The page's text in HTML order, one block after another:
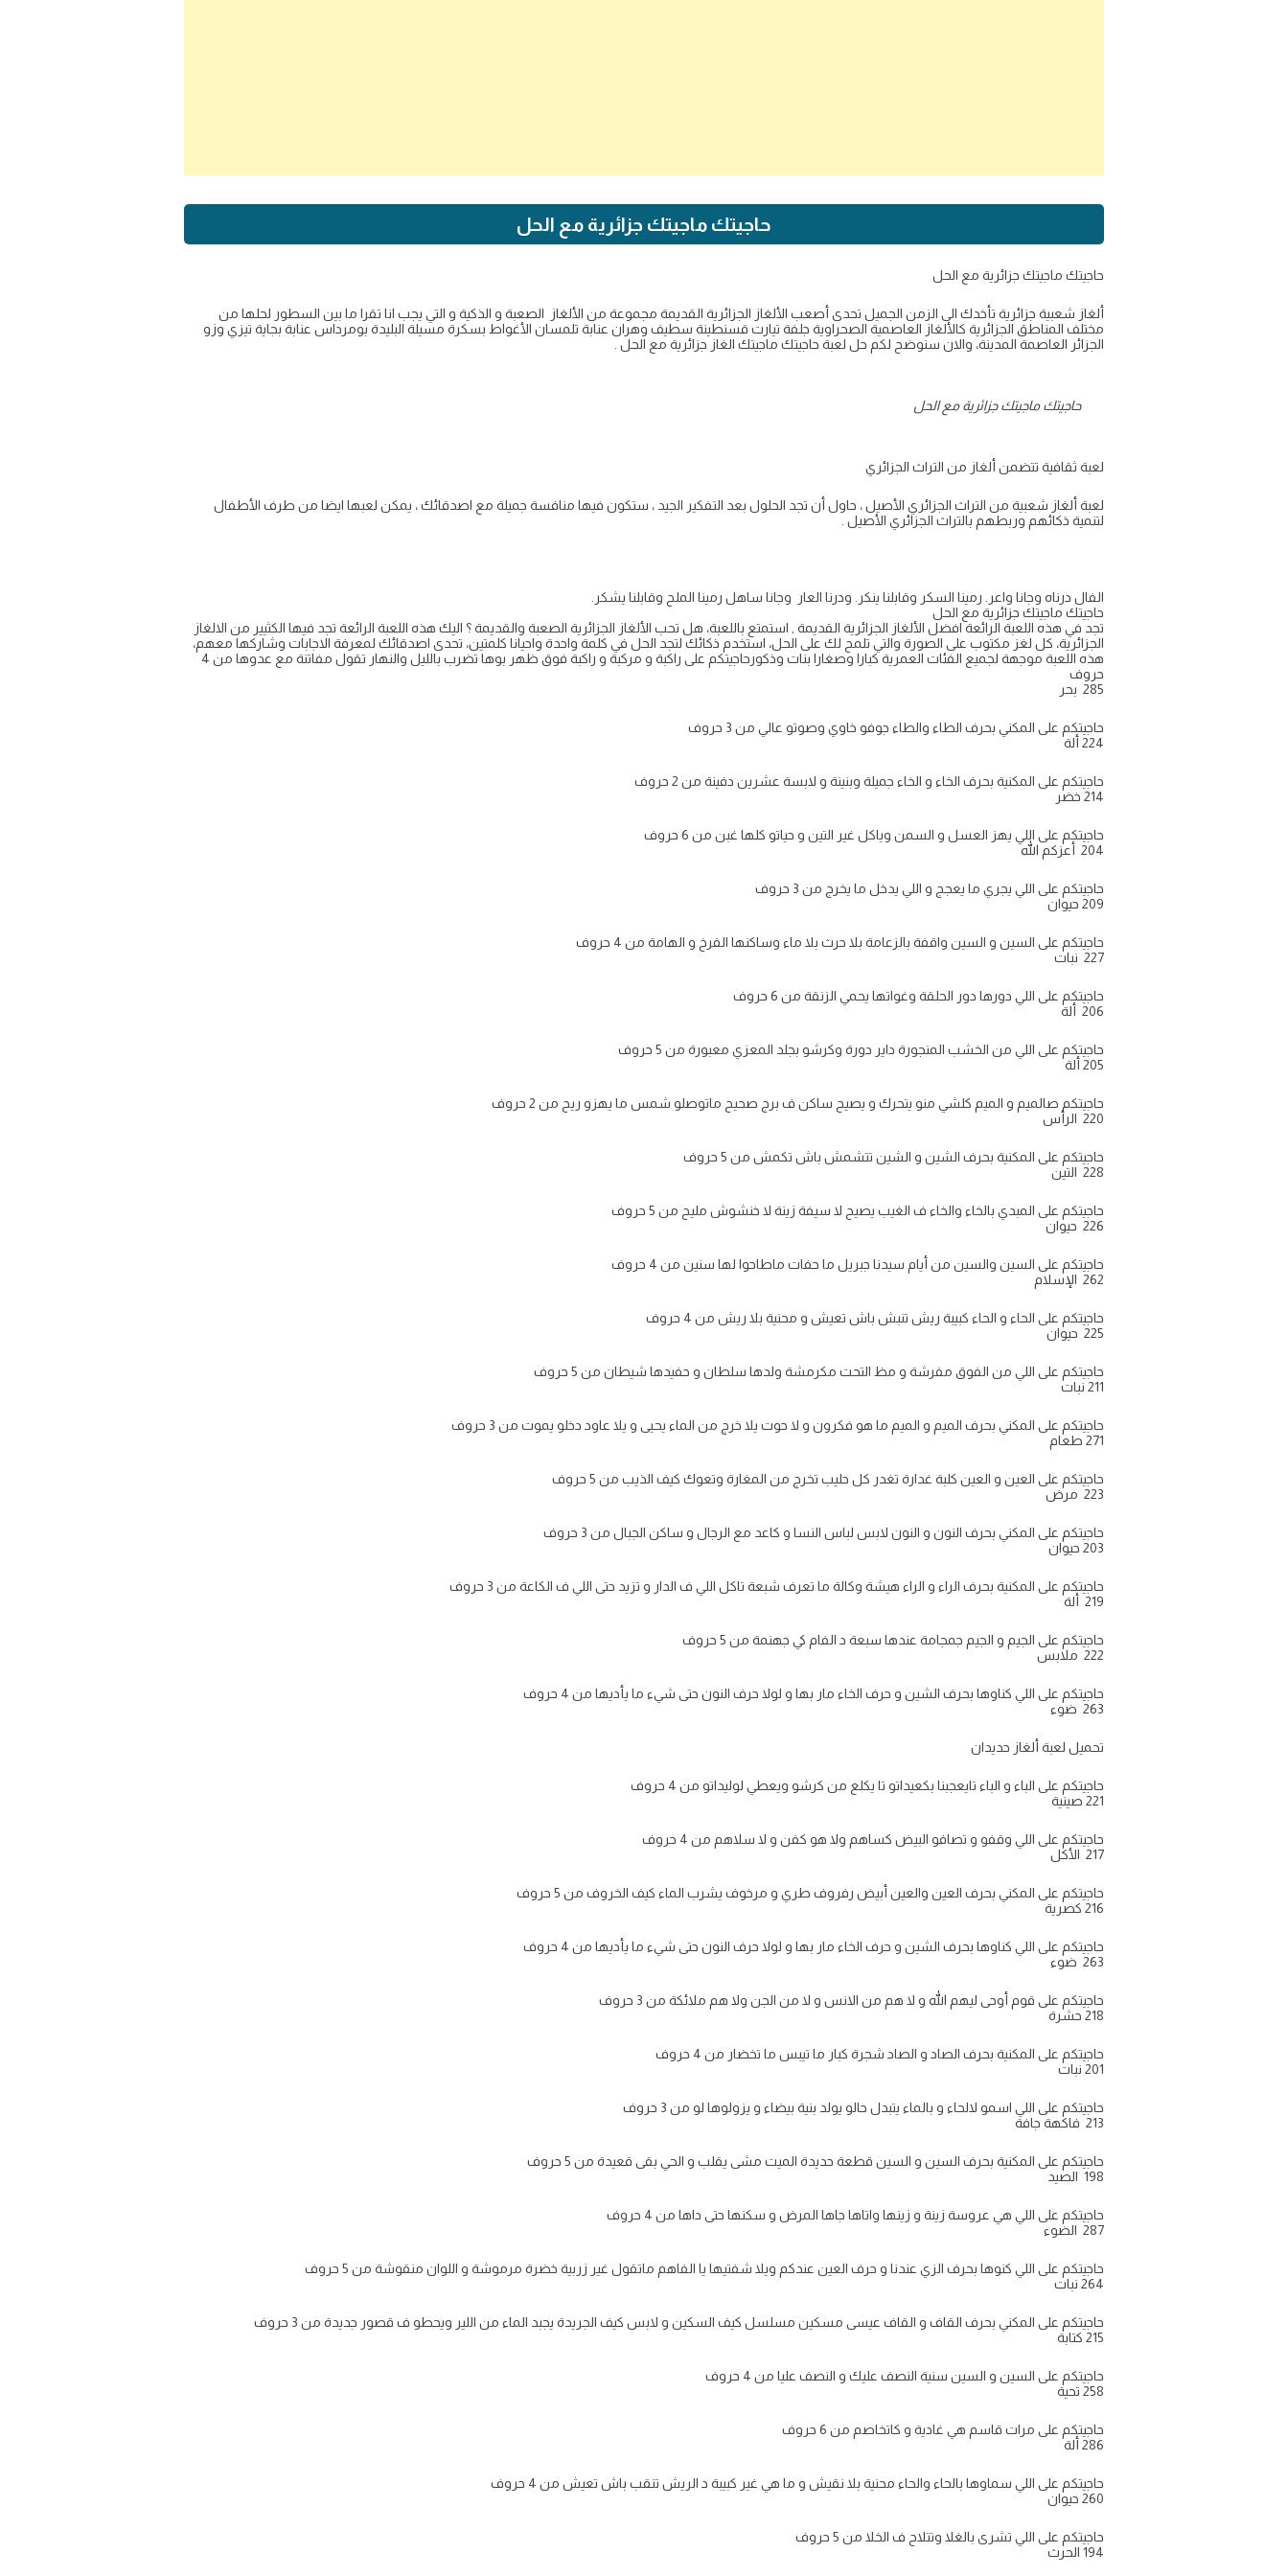
حاجيتك ماجيتك جزائرية مع الحل
حاجيتك ماجيتك جزائرية مع الحل
ألغاز شعبية جزائرية تأخدك الى الزمن الجميل تحدى أصعب الألغاز الجزائرية القديمة مجموعة من الألغاز الصعبة و الذكية و التي يجب انا تقرا ما بين السطور لحلها من
مختلف المناطق الجزائرية كالألغاز العاصمية الصحراوية جلفة تيارت قسنطينة سطيف وهران عنابة تلمسان الأغواط بسكرة مسيلة البليدة بومرداس عنابة بجاية تيزي وزو
الجزائر العاصمة المدينة، والان سنوضح لكم حل لعبة حاجيتك ماجيتك الغاز جزائرية مع الحل .
حاجيتك ماجيتك جزائرية مع الحل
لعبة ثقافية تتضمن ألغاز من التراث الجزائري
لعبة ألغاز شعبية من التراث الجزائري الأصيل ، حاول أن تجد الحلول بعد التفكير الجيد ، ستكون فيها منافسة جميلة مع اصدقائك ، يمكن لعبها ايضا من طرف الأطفال
لتنمية ذكائهم وربطهم بالتراث الجزائري الأصيل .
الفال درناه وجانا واعر. رمينا السكر وقابلنا ينكر. ودرنا العار وجانا ساهل رمينا الملح وقابلنا يشكر.
حاجيتك ماجيتك جزائرية مع الحل
تجد في هذه اللعبة الرائعة افضل الألغاز الجزائرية القديمة , استمتع باللعبة، هل تحب الألغاز الجزائرية الصعبة والقديمة ؟ اليك هذه اللعبة الرائعة تجد فيها الكثيير من الالغاز
الجزائرية، كل لغز مكتوب على الصورة والتي تلمح لك على الحل، استخدم ذكائك لتجد الحل في كلمة واحدة واحيانا كلمتين، تحدى اصدقائك لمعرفة الاجابات وشاركها معهم،
هذه اللعبة موجهة لجميع الفئات العمرية كبارا وصغارا بنات وذكورحاجيتكم على راكبة و مركبة و راكبة فوق ظهر بوها تضرب بالليل والنهار تقول مفاتنة مع عدوها من 4
حروف
285 بحر
حاجيتكم على المكني بحرف الطاء والطاء جوفو خاوي وصوتو عالي من 3 حروف
224 ألة
حاجيتكم على المكنية بحرف الخاء و الخاء جميلة وبنينة و لابسة عشرين دفينة من 2 حروف
214 خضر
حاجيتكم على اللي يهز العسل و السمن وياكل غير التين و حياتو كلها غبن من 6 حروف
204 أعزكم الله
حاجيتكم على اللي يجري ما يعجج و اللي يدخل ما يخرج من 3 حروف
209 حيوان
حاجيتكم على السين و السين واقفة بالزعامة بلا حرث بلا ماء وساكنها الفرخ و الهامة من 4 حروف
227 نبات
حاجيتكم على اللي دورها دور الحلقة وغواتها يحمي الزنقة من 6 حروف
206 ألة
حاجيتكم على اللي من الخشب المنجورة داير دورة وكرشو بجلد المعزي معبورة من 5 حروف
205 ألة
حاجيتكم صالميم و الميم كلشي منو يتحرك و يصيح ساكن ف برج صحيح ماتوصلو شمس ما يهزو ريح من 2 حروف
220 الرأس
حاجيتكم على المكنية بحرف الشين و الشين تتشمش باش تكمش من 5 حروف
228 التين
حاجيتكم على المبدي بالخاء والخاء ف الغيب يصيح لا سيفة زينة لا خنشوش مليح من 5 حروف
226 حيوان
حاجيتكم على السين والسين من أيام سيدنا جبريل ما حفات ماطاحوا لها سنين من 4 حروف
262 الإسلام
حاجيتكم على الحاء و الحاء كبيبة ريش تنبش باش تعيش و محنية بلا ريش من 4 حروف
225 حيوان
حاجيتكم على اللي من الفوق مفرشة و مظ التحت مكرمشة ولدها سلطان و حفيدها شيطان من 5 حروف
211 نبات
حاجيتكم على المكني بحرف الميم و الميم ما هو فكرون و لا حوت يلا خرج من الماء يحيى و يلا عاود دخلو يموت من 3 حروف
271 طعام
حاجيتكم على العين و العين كلبة غدارة تغدر كل حليب تخرج من المغارة وتعوك كيف الذيب من 5 حروف
223 مرض
حاجيتكم على المكني بحرف النون و النون لابس لباس النسا و كاعد مع الرجال و ساكن الجبال من 3 حروف
203 حيوان
حاجيتكم على المكنية بحرف الراء و الراء هيشة وكالة ما تعرف شبعة تاكل اللي ف الدار و تزيد حتى اللي ف الكاعة من 3 حروف
219 ألة
حاجيتكم على الجيم و الجيم جمجامة عندها سبعة د الفام كي جهنمة من 5 حروف
222 ملابس
حاجيتكم على اللي كناوها بحرف الشين و حرف الخاء مار بها و لولا حرف النون حتى شيء ما يأديها من 4 حروف
263 ضوء
تحميل لعبة ألغاز حديدان
حاجيتكم على الباء و الباء تايعجبنا بكعيداتو تا يكلع من كرشو ويعطي لوليداتو من 4 حروف
221 صينية
حاجيتكم على اللي وقفو و تصافو البيض كساهم ولا هو كفن و لا سلاهم من 4 حروف
217 الأكل
حاجيتكم على المكني بحرف العين والعين أبيض رفروف طري و مرخوف يشرب الماء كيف الخروف من 5 حروف
216 كصرية
حاجيتكم على اللي كناوها بحرف الشين و حرف الخاء مار بها و لولا حرف النون حتى شيء ما يأديها من 4 حروف
263 ضوء
حاجيتكم على قوم أوحى ليهم الله و لا هم من الانس و لا من الجن ولا هم ملائكة من 3 حروف
218 حشرة
حاجيتكم على المكنية بحرف الصاد و الصاد شجرة كبار ما تيبس ما تخضار من 4 حروف
201 نبات
حاجيتكم على اللي اسمو لالحاء و بالماء يتبدل حالو يولد بنية بيضاء و يزولوها لو من 3 حروف
213 فاكهة جافة
حاجيتكم على المكنية بحرف السين و السين قطعة حديدة الميت مشى يقلب و الحي بقى قعيدة من 5 حروف
198 الصيد
حاجيتكم على اللي هي عروسة زينة و زينها واتاها جاها المرض و سكنها حتى داها من 4 حروف
287 الضوء
حاجيتكم على اللي كنوها بحرف الزي عندنا و حرف العين عندكم ويلا شفتيها يا الفاهم ماتقول غير زربية خضرة مرموشة و اللوان منقوشة من 5 حروف
264 نبات
حاجيتكم على المكني بحرف القاف و القاف عيسى مسكين مسلسل كيف السكين و لابس كيف الجريدة يجبد الماء من اللير ويحطو ف قصور جديدة من 3 حروف
215 كتابة
حاجيتكم على السين و السين سنية النصف عليك و النصف عليا من 4 حروف
258 تحية
حاجيتكم على مرات قاسم هي غادية و كاتخاصم من 6 حروف
286 ألة
حاجيتكم على اللي سماوها بالحاء والحاء محنية بلا نقيش و ما هي غير كبيبة د الريش تنقب باش تعيش من 4 حروف
260 حيوان
حاجيتكم على اللي تشرى بالغلا وتتلاح ف الخلا من 5 حروف
194 الحرث